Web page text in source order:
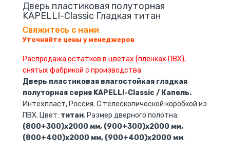
Дверь пластиковая полуторная
KAPELLI-Classic Гладкая титан
Свяжитесь с нами
Уточняйте цены у менеджеров
Распродажа остатков в цветах (пленках ПВХ),
снятых фабрикой с производства
Дверь пластиковая влагостойкая гладкая
полуторная серия KAPELLI-Classic / Капель.
Интехпласт, Россия. С телескопической коробкой из
ПВХ. Цвет: титан. Размер дверного полотна:
(800+300)х2000 мм, (900+300)х2000 мм,
(800+400)х2000 мм, (900+400)х2000 мм.